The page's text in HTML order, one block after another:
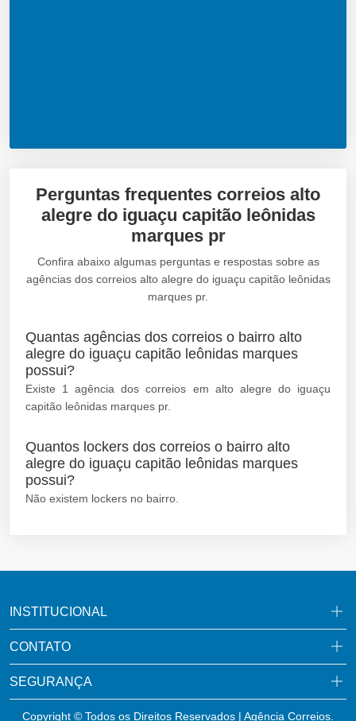
Perguntas frequentes correios alto
alegre do iguaçu capitão leônidas
marques pr
Confira abaixo algumas perguntas e respostas sobre as
agências dos correios alto alegre do iguaçu capitão leônidas
marques pr.
Quantas agências dos correios o bairro alto
alegre do iguaçu capitão leônidas marques
possui?
Existe 1 agência dos correios em alto alegre do iguaçu
capitão leônidas marques pr.
Quantos lockers dos correios o bairro alto
alegre do iguaçu capitão leônidas marques
possui?
Não existem lockers no bairro.
INSTITUCIONAL
CONTATO
SEGURANÇA
Copyright © Todos os Direitos Reservados | Agência Correios.